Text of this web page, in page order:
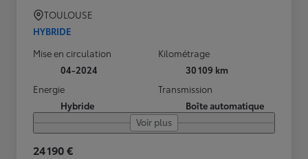
TOULOUSE
HYBRIDE
Mise en circulation
04-2024
Kilométrage
30 109 km
Energie
Hybride
Transmission
Boîte automatique
Voir plus
24 190 €